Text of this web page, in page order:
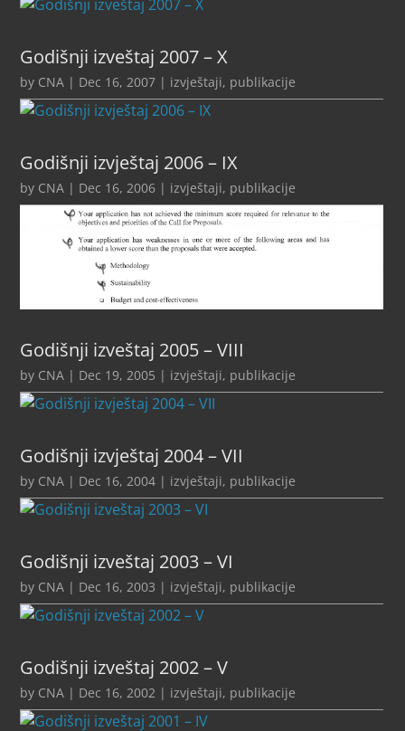
Godišnji izveštaj 2007 – X
by CNA | Dec 16, 2007 | izvještaji, publikacije
Godišnji izvještaj 2006 – IX
by CNA | Dec 16, 2006 | izvještaji, publikacije
Godišnji izveštaj 2005 – VIII
by CNA | Dec 19, 2005 | izvještaji, publikacije
Godišnji izvještaj 2004 – VII
by CNA | Dec 16, 2004 | izvještaji, publikacije
Godišnji izveštaj 2003 – VI
by CNA | Dec 16, 2003 | izvještaji, publikacije
Godišnji izveštaj 2002 – V
by CNA | Dec 16, 2002 | izvještaji, publikacije